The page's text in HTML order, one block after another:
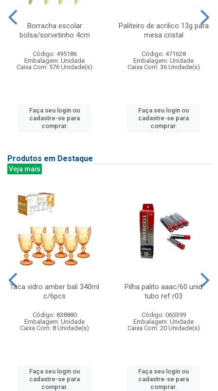
Borracha escolar
bolsa/sorvetinho 4cm
Código: 495186
Embalagem: Unidade
Caixa Com: 576 Unidade(s)
Faça seu login ou
cadastre-se para
comprar.
Paliteiro de acrilico 13g para
mesa cristal
Código: 471628
Embalagem: Unidade
Caixa Com: 36 Unidade(s)
Faça seu login ou
cadastre-se para
comprar.
Produtos em Destaque
Veja mais
Taca vidro amber bali 340ml
c/6pcs
Código: 838880
Embalagem: Unidade
Caixa Com: 8 Unidade(s)
Faça seu login ou
cadastre-se para
comprar.
Pilha palito aaac/60 unid
tubo ref r03
Código: 060399
Embalagem: Unidade
Caixa Com: 20 Unidade(s)
Faça seu login ou
cadastre-se para
comprar.